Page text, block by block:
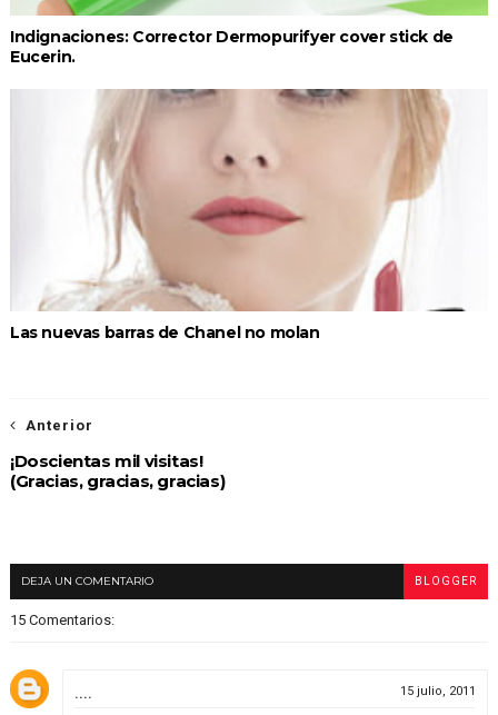
Indignaciones: Corrector Dermopurifyer cover stick de
Eucerin.
Las nuevas barras de Chanel no molan
Anterior
¡Doscientas mil visitas!
(Gracias, gracias, gracias)
DEJA UN COMENTARIO BLOGGER
15 Comentarios:
.... 15 julio, 2011